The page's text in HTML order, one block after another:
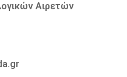
Αιρετών